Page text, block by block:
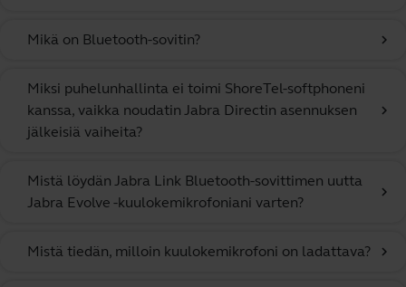
Mikä on Bluetooth-sovitin? chevron_right
Miksi puhelunhallinta ei toimi ShoreTel-softphoneni
kanssa, vaikka noudatin Jabra Directin asennuksen
jälkeisiä vaiheita?
chevron_right
Mistä löydän Jabra Link Bluetooth-sovittimen uutta
Jabra Evolve -kuulokemikrofoniani varten?
chevron_right
Mistä tiedän, milloin kuulokemikrofoni on ladattava? chevron_right